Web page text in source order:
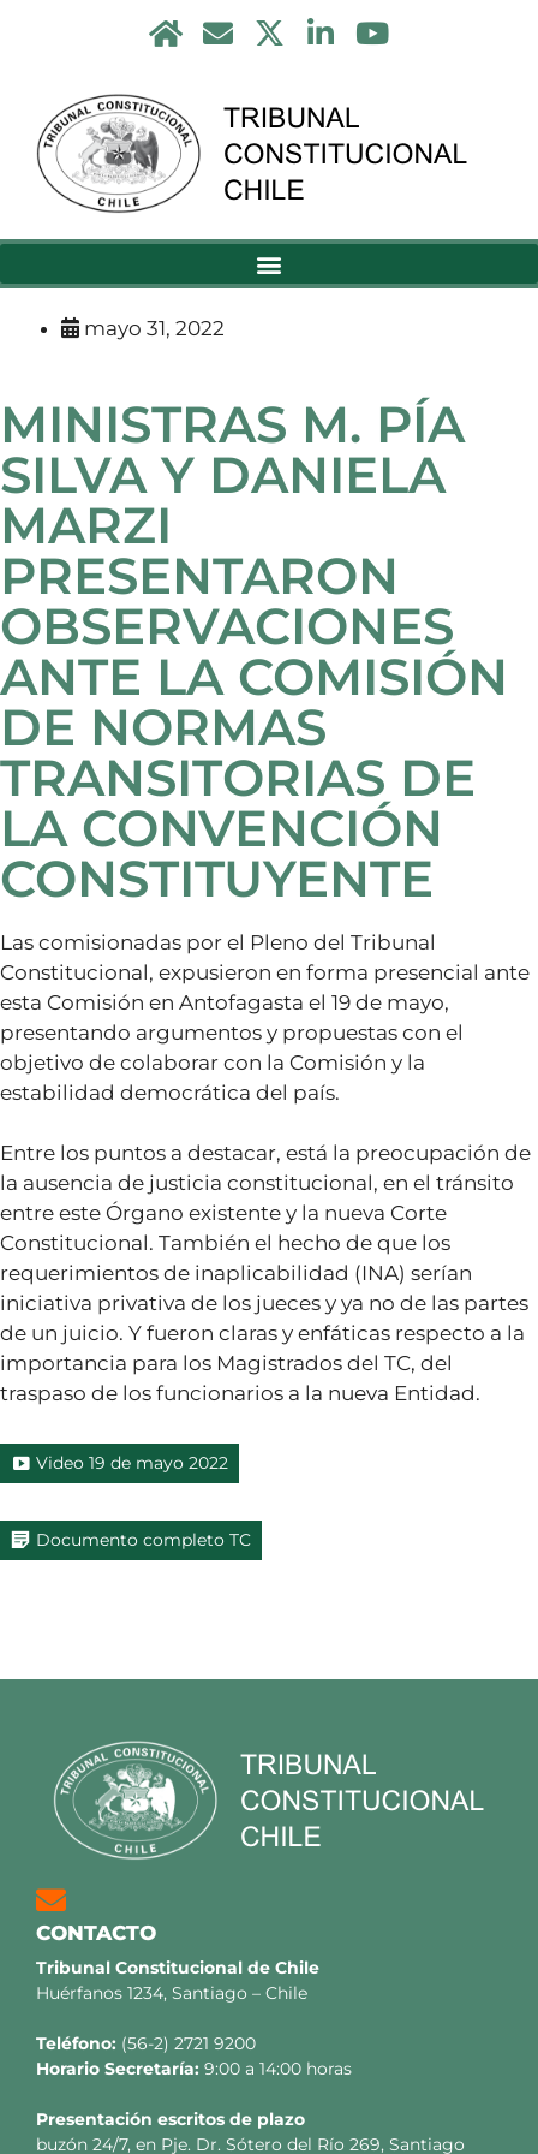
mayo 31, 2022
MINISTRAS M. PÍA
SILVA Y DANIELA
MARZI
PRESENTARON
OBSERVACIONES
ANTE LA COMISIÓN
DE NORMAS
TRANSITORIAS DE
LA CONVENCIÓN
CONSTITUYENTE
Las comisionadas por el Pleno del Tribunal
Constitucional, expusieron en forma presencial ante
esta Comisión en Antofagasta el 19 de mayo,
presentando argumentos y propuestas con el
objetivo de colaborar con la Comisión y la
estabilidad democrática del país.
Entre los puntos a destacar, está la preocupación de
la ausencia de justicia constitucional, en el tránsito
entre este Órgano existente y la nueva Corte
Constitucional. También el hecho de que los
requerimientos de inaplicabilidad (INA) serían
iniciativa privativa de los jueces y ya no de las partes
de un juicio. Y fueron claras y enfáticas respecto a la
importancia para los Magistrados del TC, del
traspaso de los funcionarios a la nueva Entidad.
Video 19 de mayo 2022
Documento completo TC
CONTACTO
Tribunal Constitucional de Chile
Huérfanos 1234, Santiago – Chile
Teléfono: (56-2) 2721 9200
Horario Secretaría: 9:00 a 14:00 horas
Presentación escritos de plazo
buzón 24/7, en Pje. Dr. Sótero del Río 269, Santiago